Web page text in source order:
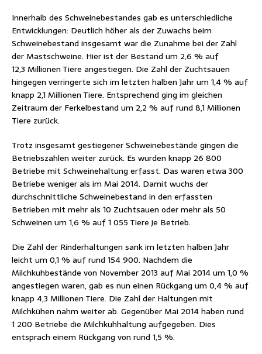
Innerhalb des Schweinebestandes gab es unterschiedliche
Entwicklungen: Deutlich höher als der Zuwachs beim
Schweinebestand insgesamt war die Zunahme bei der Zahl
der Mastschweine. Hier ist der Bestand um 2,6 % auf
12,3 Millionen Tiere angestiegen. Die Zahl der Zuchtsauen
hingegen verringerte sich im letzten halben Jahr um 1,4 % auf
knapp 2,1 Millionen Tiere. Entsprechend ging im gleichen
Zeitraum der Ferkelbestand um 2,2 % auf rund 8,1 Millionen
Tiere zurück.
Trotz insgesamt gestiegener Schweinebestände gingen die
Betriebszahlen weiter zurück. Es wurden knapp 26 800
Betriebe mit Schweinehaltung erfasst. Das waren etwa 300
Betriebe weniger als im Mai 2014. Damit wuchs der
durchschnittliche Schweinebestand in den erfassten
Betrieben mit mehr als 10 Zuchtsauen oder mehr als 50
Schweinen um 1,6 % auf 1 055 Tiere je Betrieb.
Die Zahl der Rinderhaltungen sank im letzten halben Jahr
leicht um 0,1 % auf rund 154 900. Nachdem die
Milchkuhbestände von November 2013 auf Mai 2014 um 1,0 %
angestiegen waren, gab es nun einen Rückgang um 0,4 % auf
knapp 4,3 Millionen Tiere. Die Zahl der Haltungen mit
Milchkühen nahm weiter ab. Gegenüber Mai 2014 haben rund
1 200 Betriebe die Milchkuhhaltung aufgegeben. Dies
entsprach einem Rückgang von rund 1,5 %.